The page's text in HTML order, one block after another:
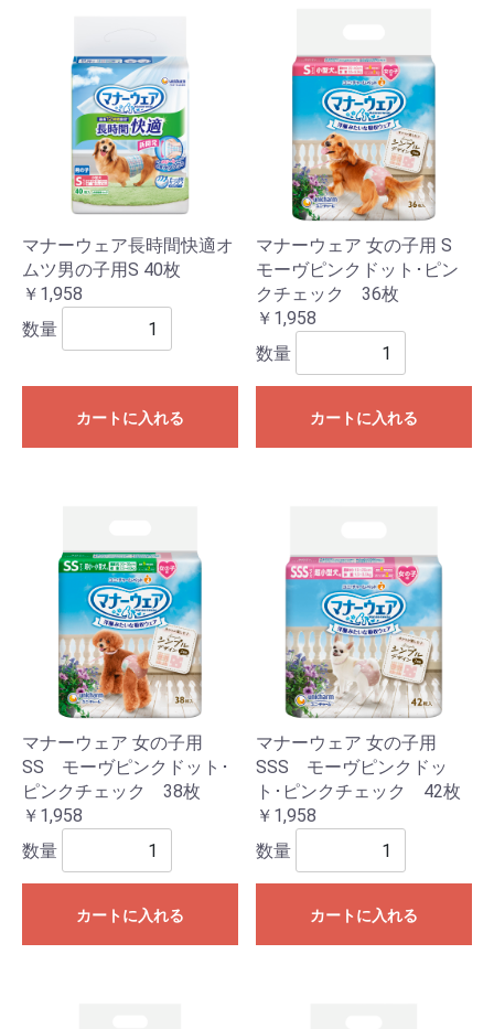
マナーウェア長時間快適オ
ムツ男の子用S 40枚
￥1,958
数量
カートに入れる
マナーウェア 女の子用 S
モーヴピンクドット･ピン
クチェック 36枚
￥1,958
数量
カートに入れる
マナーウェア 女の子用
SS モーヴピンクドット･
ピンクチェック 38枚
￥1,958
数量
カートに入れる
マナーウェア 女の子用
SSS モーヴピンクドッ
ト･ピンクチェック 42枚
￥1,958
数量
カートに入れる